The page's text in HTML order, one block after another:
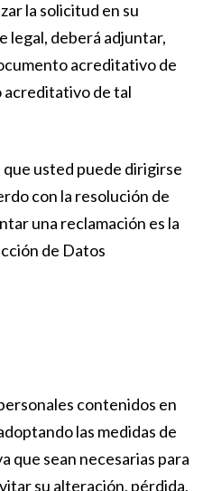
la solicitud en su
legal, deberá adjuntar,
acreditativo de
acreditativo de tal
usted puede dirigirse
con la resolución de
una reclamación es la
de Datos
contenidos en
las medidas de
que sean necesarias para
su alteración, pérdida,